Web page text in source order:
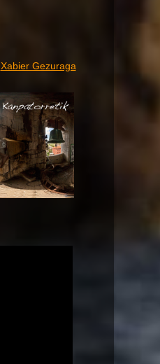
Xabier Gezuraga